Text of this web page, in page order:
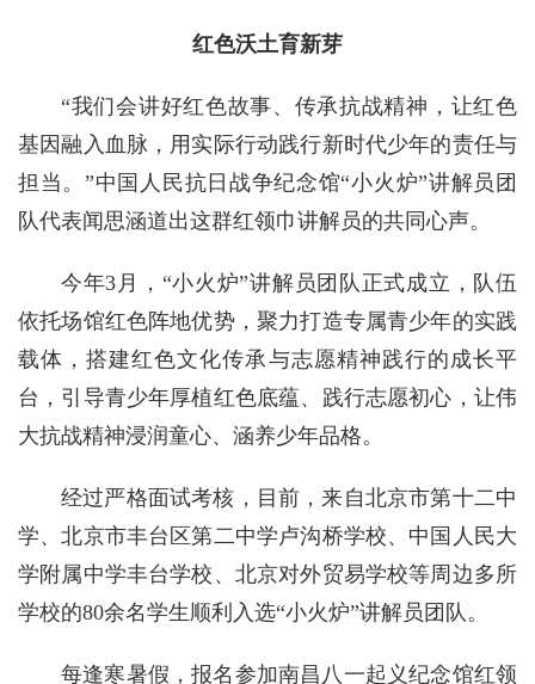
红色沃土育新芽
“我们会讲好红色故事、传承抗战精神，让红色
基因融入血脉，用实际行动践行新时代少年的责任与
担当。”中国人民抗日战争纪念馆“小火炉”讲解员团
队代表闻思涵道出这群红领巾讲解员的共同心声。
今年3月，“小火炉”讲解员团队正式成立，队伍
依托场馆红色阵地优势，聚力打造专属青少年的实践
载体，搭建红色文化传承与志愿精神践行的成长平
台，引导青少年厚植红色底蕴、践行志愿初心，让伟
大抗战精神浸润童心、涵养少年品格。
经过严格面试考核，目前，来自北京市第十二中
学、北京市丰台区第二中学卢沟桥学校、中国人民大
学附属中学丰台学校、北京对外贸易学校等周边多所
学校的80余名学生顺利入选“小火炉”讲解员团队。
每逢寒暑假，报名参加南昌八一起义纪念馆红领